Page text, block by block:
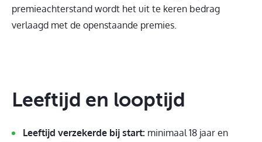
premieachterstand wordt het uit te keren bedrag
verlaagd met de openstaande premies.
Leeftijd en looptijd
Leeftijd verzekerde bij start: minimaal 18 jaar en